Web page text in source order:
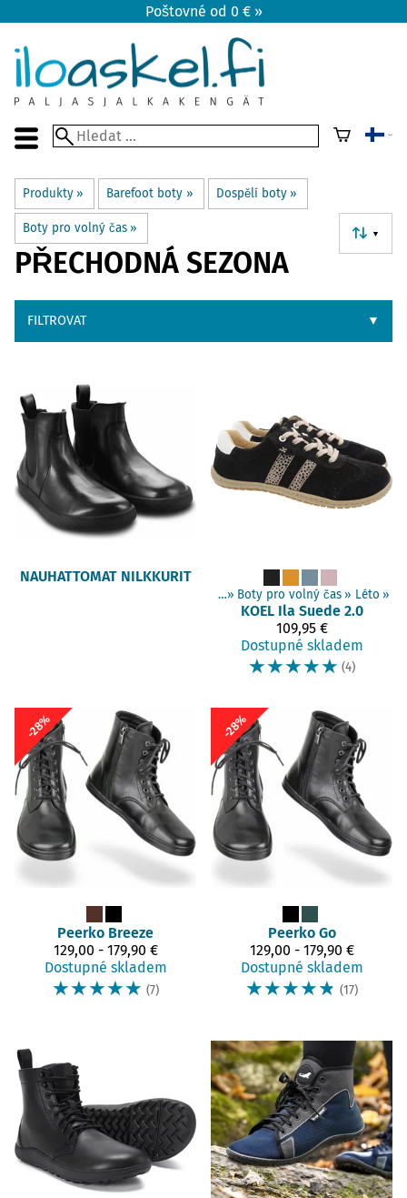
Poštovné od 0 € »
Produkty ‪» Barefoot boty ‪» Dospělí boty ‪»
Boty pro volný čas ‪» ▼
PŘECHODNÁ SEZONA
FILTROVAT ▼
NAUHATTOMAT NILKKURIT
Dospělí boty ‪» Boty pro volný čas ‪» Léto ‪»
KOEL Ila Suede 2.0
109,95 €
Dostupné skladem
☆☆☆☆☆ (4)
-28%
Peerko Breeze
129,00 - 179,90 €
Dostupné skladem
☆☆☆☆☆ (7)
-28%
Peerko Go
129,00 - 179,90 €
Dostupné skladem
☆☆☆☆☆ (17)